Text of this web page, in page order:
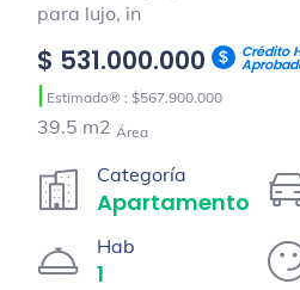
para lujo, in
$ 531.000.000 Crédito
| Estimado® : $567.900.000
39.5 m2 Área
Categoría
Apartamento
Hab
1